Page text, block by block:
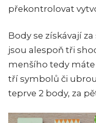
překontrolovat
Body se získávají
jsou alespoň tři
menšího tedy
tří symbolů či
teprve 2 body, za